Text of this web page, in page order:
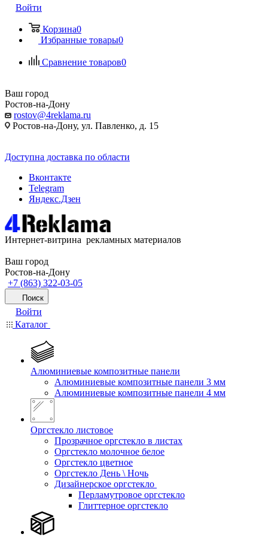
Войти
Корзина0
Избранные товары0
Сравнение товаров0
Ваш город
Ростов-на-Дону
rostov@4reklama.ru
Ростов-на-Дону, ул. Павленко, д. 15
Доступна доставка по области
Вконтакте
Telegram
Яндекс.Дзен
Интернет-витрина рекламных материалов
Ваш город
Ростов-на-Дону
+7 (863) 322-03-05
Поиск
Войти
Каталог
Алюминиевые композитные панели
Алюминиевые композитные панели 3 мм
Алюминиевые композитные панели 4 мм
Оргстекло листовое
Прозрачное оргстекло в листах
Оргстекло молочное белое
Оргстекло цветное
Оргстекло День \ Ночь
Дизайнерское оргстекло
Перламутровое оргстекло
Глиттерное оргстекло